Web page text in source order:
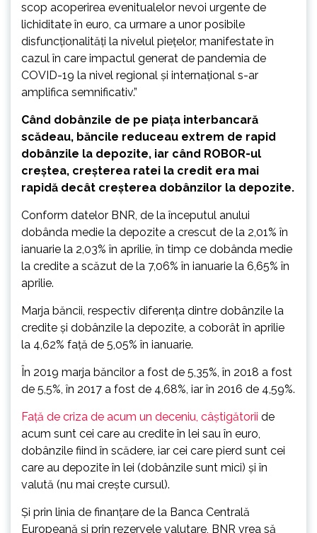
scop acoperirea evenitualelor nevoi urgente de
lichiditate în euro, ca urmare a unor posibile
disfuncţionalităţi la nivelul pieţelor, manifestate în
cazul în care impactul generat de pandemia de
COVID-19 la nivel regional şi internaţional s-ar
amplifica semnificativ.”
Când dobânzile de pe piaţa interbancară
scădeau, băncile reduceau extrem de rapid
dobânzile la depozite, iar când ROBOR-ul
creştea, creşterea ratei la credit era mai
rapidă decât creşterea dobânzilor la depozite.
Conform datelor BNR, de la începutul anului
dobânda medie la depozite a crescut de la 2,01% în
ianuarie la 2,03% în aprilie, în timp ce dobânda medie
la credite a scăzut de la 7,06% în ianuarie la 6,65% în
aprilie.
Marja băncii, respectiv diferenţa dintre dobânzile la
credite şi dobânzile la depozite, a coborât în aprilie
la 4,62% faţă de 5,05% în ianuarie.
În 2019 marja băncilor a fost de 5,35%, în 2018 a fost
de 5,5%, în 2017 a fost de 4,68%, iar în 2016 de 4,59%.
Faţă de criza de acum un deceniu, câştigătorii de
acum sunt cei care au credite în lei sau în euro,
dobânzile fiind în scădere, iar cei care pierd sunt cei
care au depozite în lei (dobânzile sunt mici) şi în
valută (nu mai creşte cursul).
Şi prin linia de finanţare de la Banca Centrală
Europeană şi prin rezervele valutare, BNR vrea să